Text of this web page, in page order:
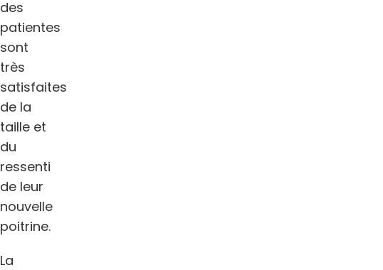
des
patientes
sont
très
satisfaites
de la
taille et
du
ressenti
de leur
nouvelle
poitrine.
La